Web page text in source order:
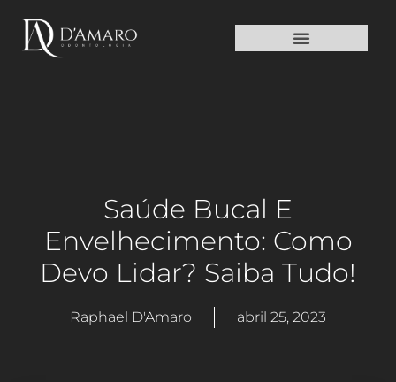
Saúde Bucal E
Envelhecimento: Como
Devo Lidar? Saiba Tudo!
Raphael D'Amaro abril 25, 2023